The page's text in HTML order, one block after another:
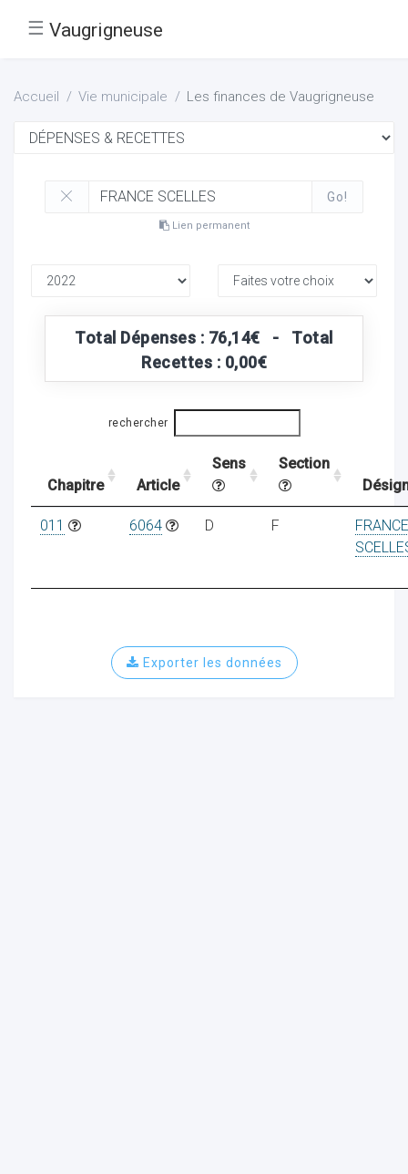
☰ Vaugrigneuse
Accueil Vie municipale Les finances de Vaugrigneuse
Go!
Lien permanent
Total Dépenses : 76,14€ - Total
Recettes : 0,00€
rechercher
Chapitre Article
Sens
Section
011 6064 D F
FRANCE
Exporter les données